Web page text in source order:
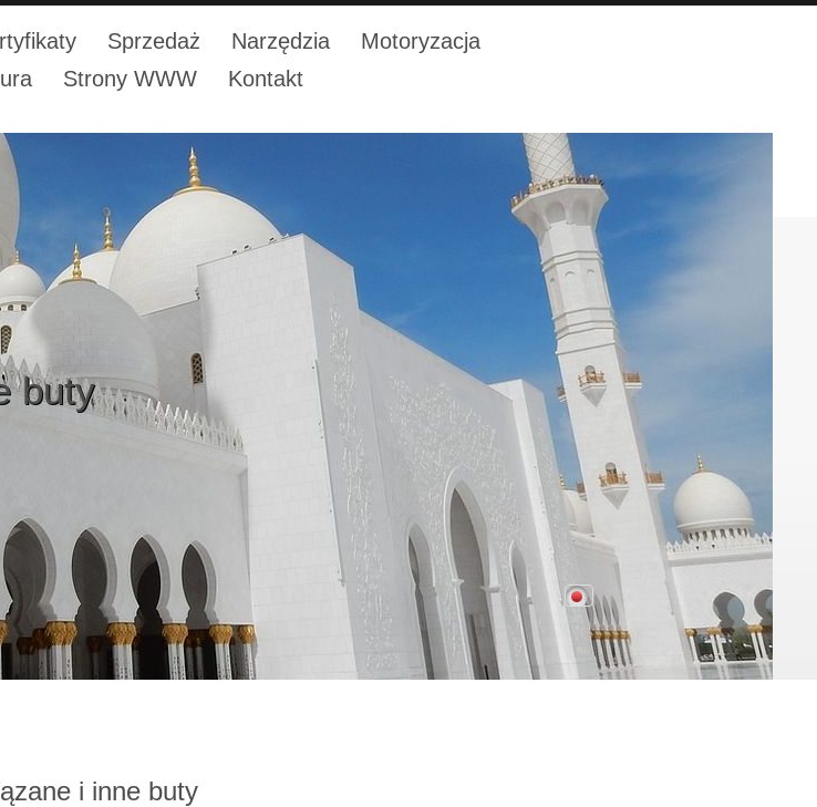
Sprzedaż Narzędzia
Motoryzacja
Strony WWW Kontakt
buty
i inne buty